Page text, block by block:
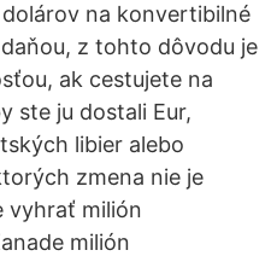
na konvertibilné
z tohto dôvodu je
ak cestujete na
ste ju dostali Eur,
libier alebo
zmena nie je
vyhrať milión
milión